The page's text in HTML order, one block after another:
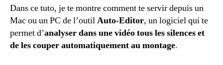
Dans ce tuto, je te montre comment te servir depuis un
Mac ou un PC de l’outilAuto-Editor, un logiciel qui te
permet d’analyser dans une vidéo tous les silences et
de les couper automatiquement au montage.